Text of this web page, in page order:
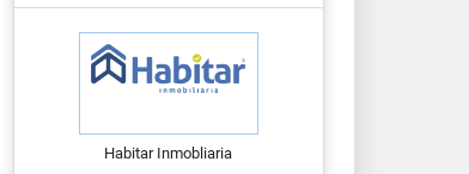
Habitar Inmobliaria